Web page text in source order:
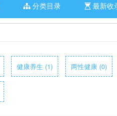
分类目录 最新收
健康养生 (1) 两性健康 (0)